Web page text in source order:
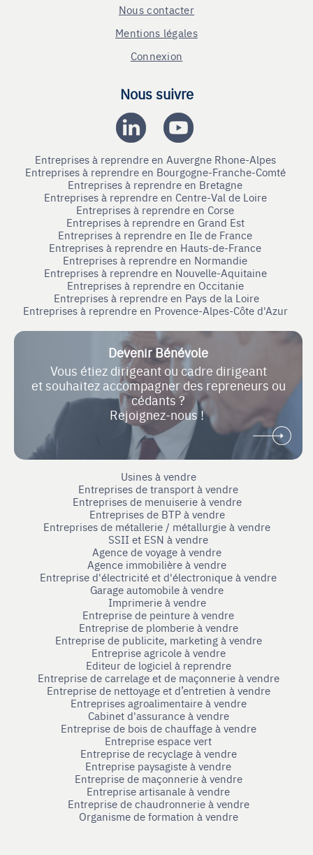
Nous contacter
Mentions légales
Connexion
Nous suivre
Entreprises à reprendre en Auvergne Rhone-Alpes
Entreprises à reprendre en Bourgogne-Franche-Comté
Entreprises à reprendre en Bretagne
Entreprises à reprendre en Centre-Val de Loire
Entreprises à reprendre en Corse
Entreprises à reprendre en Grand Est
Entreprises à reprendre en Ile de France
Entreprises à reprendre en Hauts-de-France
Entreprises à reprendre en Normandie
Entreprises à reprendre en Nouvelle-Aquitaine
Entreprises à reprendre en Occitanie
Entreprises à reprendre en Pays de la Loire
Entreprises à reprendre en Provence-Alpes-Côte d'Azur
Devenir Bénévole
Vous étiez dirigeant ou cadre dirigeant
et souhaitez accompagner des repreneurs ou
cédants ?
Rejoignez-nous !
Usines à vendre
Entreprises de transport à vendre
Entreprises de menuiserie à vendre
Entreprises de BTP à vendre
Entreprises de métallerie / métallurgie à vendre
SSII et ESN à vendre
Agence de voyage à vendre
Agence immobilière à vendre
Entreprise d'électricité et d'électronique à vendre
Garage automobile à vendre
Imprimerie à vendre
Entreprise de peinture à vendre
Entreprise de plomberie à vendre
Entreprise de publicite, marketing à vendre
Entreprise agricole à vendre
Editeur de logiciel à reprendre
Entreprise de carrelage et de maçonnerie à vendre
Entreprise de nettoyage et d’entretien à vendre
Entreprises agroalimentaire à vendre
Cabinet d'assurance à vendre
Entreprise de bois de chauffage à vendre
Entreprise espace vert
Entreprise de recyclage à vendre
Entreprise paysagiste à vendre
Entreprise de maçonnerie à vendre
Entreprise artisanale à vendre
Entreprise de chaudronnerie à vendre
Organisme de formation à vendre